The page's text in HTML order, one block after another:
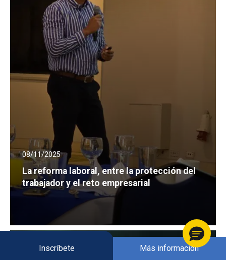
Inscríbete Más información
08/11/2025
La reforma laboral, entre la protección del
trabajador y el reto empresarial